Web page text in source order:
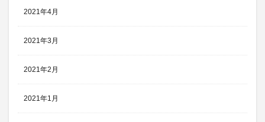
2021年4月
2021年3月
2021年2月
2021年1月